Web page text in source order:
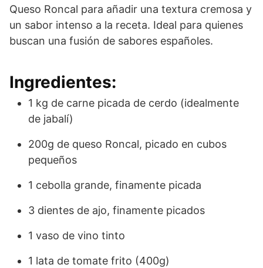
Queso Roncal para añadir una textura cremosa y
un sabor intenso a la receta. Ideal para quienes
buscan una fusión de sabores españoles.
Ingredientes:
1 kg de carne picada de cerdo (idealmente
de jabalí)
200g de queso Roncal, picado en cubos
pequeños
1 cebolla grande, finamente picada
3 dientes de ajo, finamente picados
1 vaso de vino tinto
1 lata de tomate frito (400g)